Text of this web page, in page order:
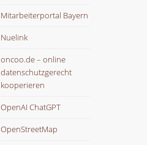
Mitarbeiterportal Bayern
Nuelink
oncoo.de – online
datenschutzgerecht
kooperieren
OpenAI ChatGPT
OpenStreetMap